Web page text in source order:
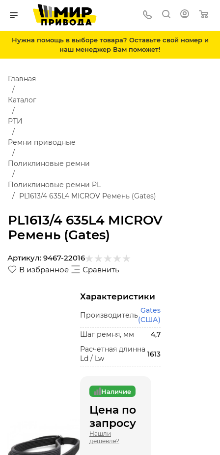
Нужна помощь в выборе товара? Оставьте свой номер и
наш менеджер Вам поможет!
PL1613/4 635L4 MICROV
Ремень (Gates)
Главная
Каталог
РТИ
Ремни приводные
Поликлиновые ремни
Поликлиновые ремни PL
PL1613/4 635L4 MICROV Ремень (Gates)
В избранное Сравнить
Артикул: 9467-22016
Характеристики
Производитель
Gates
(США)
Шаг ремня, мм
4,7
Расчетная длинна
Ld / Lw
1613
Наличие
Цена по
запросу
Нашли
дешевле?